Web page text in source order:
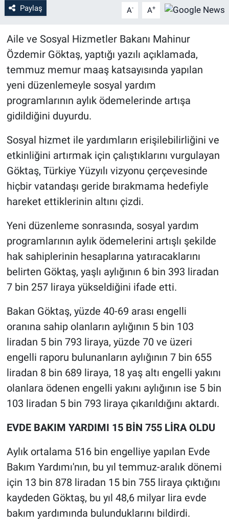
Paylaş A- A+
Aile ve Sosyal Hizmetler Bakanı Mahinur
Özdemir Göktaş, yaptığı yazılı açıklamada,
temmuz memur maaş katsayısında yapılan
yeni düzenlemeyle sosyal yardım
programlarının aylık ödemelerinde artışa
gidildiğini duyurdu.
Sosyal hizmet ile yardımların erişilebilirliğini ve
etkinliğini artırmak için çalıştıklarını vurgulayan
Göktaş, Türkiye Yüzyılı vizyonu çerçevesinde
hiçbir vatandaşı geride bırakmama hedefiyle
hareket ettiklerinin altını çizdi.
Yeni düzenleme sonrasında, sosyal yardım
programlarının aylık ödemelerini artışlı şekilde
hak sahiplerinin hesaplarına yatıracaklarını
belirten Göktaş, yaşlı aylığının 6 bin 393 liradan
7 bin 257 liraya yükseldiğini ifade etti.
Bakan Göktaş, yüzde 40-69 arası engelli
oranına sahip olanların aylığının 5 bin 103
liradan 5 bin 793 liraya, yüzde 70 ve üzeri
engelli raporu bulunanların aylığının 7 bin 655
liradan 8 bin 689 liraya, 18 yaş altı engelli yakını
olanlara ödenen engelli yakını aylığının ise 5 bin
103 liradan 5 bin 793 liraya çıkarıldığını aktardı.
EVDE BAKIM YARDIMI 15 BİN 755 LİRA OLDU
Aylık ortalama 516 bin engelliye yapılan Evde
Bakım Yardımı'nın, bu yıl temmuz-aralık dönemi
için 13 bin 878 liradan 15 bin 755 liraya çıktığını
kaydeden Göktaş, bu yıl 48,6 milyar lira evde
bakım yardımında bulunduklarını bildirdi.